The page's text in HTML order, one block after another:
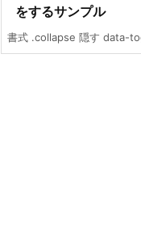
をするサンプル
書式 .collapse 隠す data-